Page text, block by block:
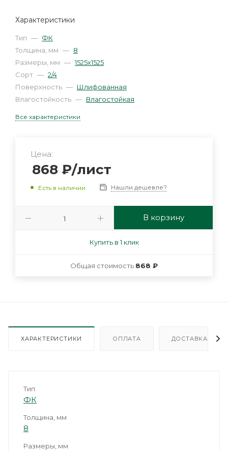
Характеристики
Тип — ФК
Толщина, мм — 8
Размеры, мм — 1525х1525
Сорт — 2/4
Поверхность — Шлифованная
Влагостойкость — Влагостойкая
Все характеристики
Цена:
868 ₽/лист
Есть в наличии Нашли дешевле?
В корзину
Купить в 1 клик
Общая стоимость 868 ₽
ХАРАКТЕРИСТИКИ ОПЛАТА ДОСТАВКА
Тип
ФК
Толщина, мм
8
Размеры, мм